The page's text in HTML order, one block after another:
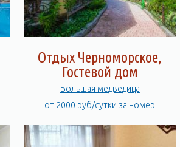
Отдых Черноморское,
Гостевой дом
Большая медведица
от 2000 руб/сутки за номер